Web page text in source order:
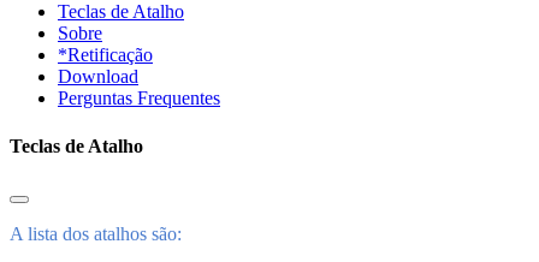
Teclas de Atalho
Sobre
*Retificação
Download
Perguntas Frequentes
Teclas de Atalho
A lista dos atalhos são: